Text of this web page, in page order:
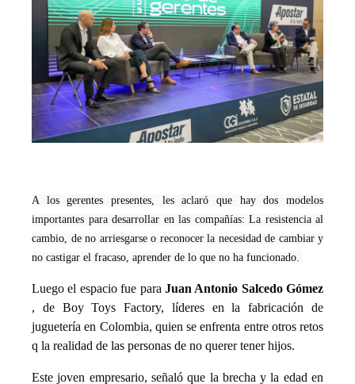
A los gerentes presentes, les aclaró que hay dos modelos
importantes para desarrollar en las compañías: La resistencia al
cambio, de no arriesgarse o reconocer la necesidad de cambiar y
no castigar el fracaso, aprender de lo que no ha funcionado.
Luego el espacio fue para Juan Antonio Salcedo Gómez
, de Boy Toys Factory, líderes en la fabricación de
juguetería en Colombia, quien se enfrenta entre otros retos
q la realidad de las personas de no querer tener hijos.
Este joven empresario, señaló que la brecha y la edad en